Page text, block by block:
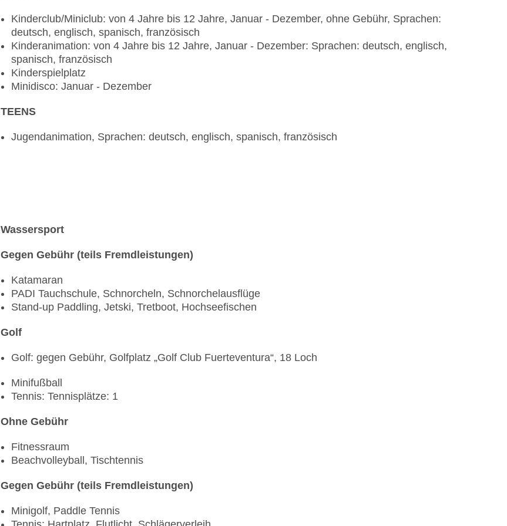
À-la-carte-Restaurant: ein À-la-carte Mittag- oder Abendessen ohne Aufpreis (Mindestaufenthalt 5
Nächte, nach vorheriger Reservierung)
Unbegrenzte Getränke bekanntester Marken ohne zusätzliche Kosten
20 % Nachlass auf andere kostenpflichtige Hotelangebote (Wellness, À-la-carte-Restaurants,
usw.)
Kinderclub/Miniclub: von 4 Jahre bis 12 Jahre, Januar - Dezember, ohne Gebühr, Sprachen:
deutsch, englisch, spanisch, französisch
Kinderanimation: von 4 Jahre bis 12 Jahre, Januar - Dezember: Sprachen: deutsch, englisch,
spanisch, französisch
Kinderspielplatz
Minidisco: Januar - Dezember
TEENS
Jugendanimation, Sprachen: deutsch, englisch, spanisch, französisch
Wassersport
Gegen Gebühr (teils Fremdleistungen)
Katamaran
PADI Tauchschule, Schnorcheln, Schnorchelausflüge
Stand-up Paddling, Jetski, Tretboot, Hochseefischen
Golf
Golf: gegen Gebühr, Golfplatz „Golf Club Fuerteventura“, 18 Loch
Minifußball
Tennis: Tennisplätze: 1
Ohne Gebühr
Fitnessraum
Beachvolleyball, Tischtennis
Gegen Gebühr (teils Fremdleistungen)
Minigolf, Paddle Tennis